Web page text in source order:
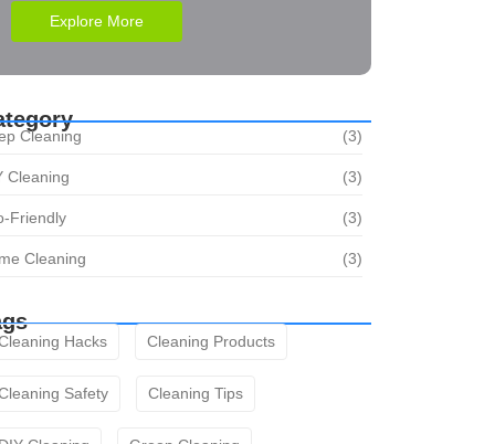
Explore More
Cleaning (3)
Cleaning (3)
Friendly (3)
Cleaning (3)
Hacks Cleaning Products
Safety Cleaning Tips